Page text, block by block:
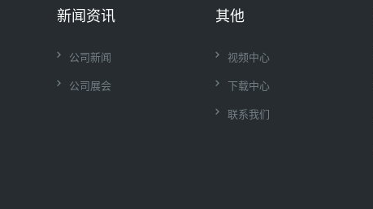
新闻资讯
公司新闻
公司展会
其他
视频中心
下载中心
联系我们